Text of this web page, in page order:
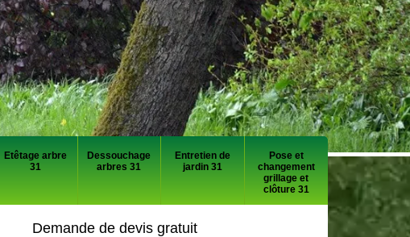
Etêtage arbre
31
Dessouchage
arbres 31
Entretien de
jardin 31
Pose et
changement
grillage et
clôture 31
Demande de devis gratuit